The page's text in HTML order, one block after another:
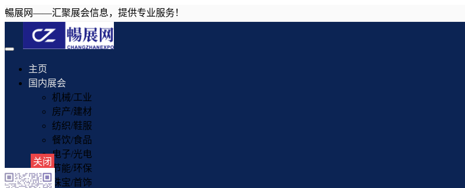
暢展网——汇聚展会信息，提供专业服务！
Toggle
navigation
主页
国内展会
机械/工业
房产/建材
纺织/鞋服
餐饮/食品
电子/光电
节能/环保
珠宝/首饰
关闭